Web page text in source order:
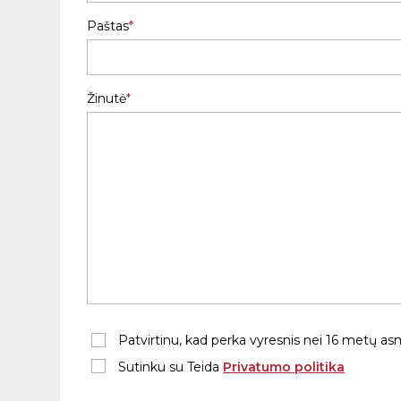
Paštas
Žinutė
Patvirtinu, kad perka vyresnis nei 16 metų
Sutinku su Teida Privatumo politika